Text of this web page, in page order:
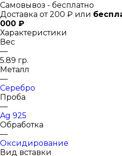
Самовывоз - бесплатно
Доставка от 200 ₽ или
000 ₽
Характеристики
Вес
—
5.89 гр.
Металл
—
Серебро
Проба
—
Ag 925
Обработка
—
Оксидирование
Вид вставки